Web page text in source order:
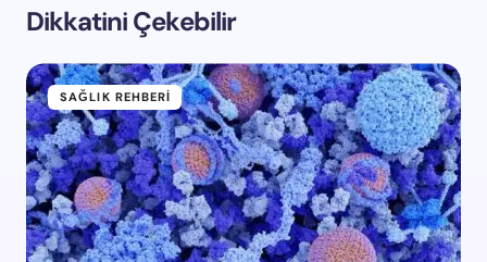
Dikkatini Çekebilir
SAĞLIK REHBERI